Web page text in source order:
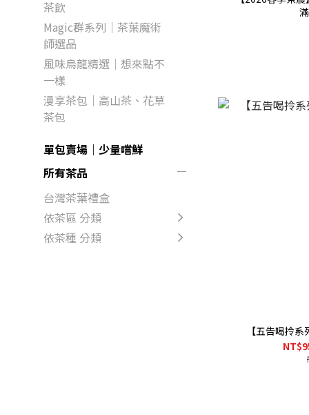
茶飲
Magic群系列｜茶葉魔術
師選品
風味烏龍精選｜想來點不
一樣
漫享茶包｜高山茶、花草
茶包
單包賣場｜少量嚐鮮
所有茶品
台灣茶葉禮盒
依茶區 分類
依茶種 分類
【五告喝拎